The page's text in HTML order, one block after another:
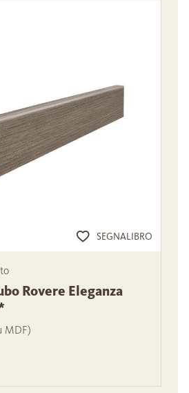
SEGNALIBRO
Rovere Eleganza
MDF)